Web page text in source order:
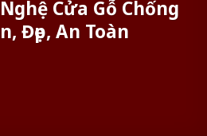
Cửa Gỗ Chống
Đẹp, An Toàn